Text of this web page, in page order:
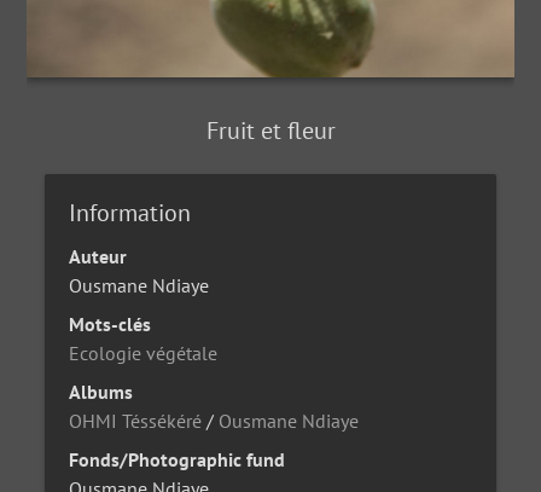
Fruit et fleur
Information
Auteur
Ousmane Ndiaye
Mots-clés
Ecologie végétale
Albums
OHMI Téssékéré / Ousmane Ndiaye
Fonds/Photographic fund